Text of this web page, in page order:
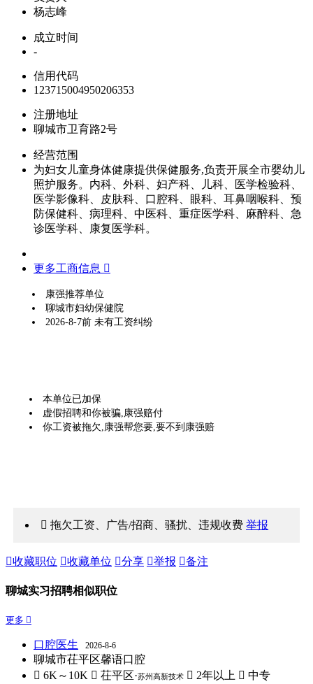
杨志峰
成立时间
-
信用代码
123715004950206353
注册地址
聊城市卫育路2号
经营范围
为妇女儿童身体健康提供保健服务,负责开展全市婴幼儿
照护服务。内科、外科、妇产科、儿科、医学检验科、
医学影像科、皮肤科、口腔科、眼科、耳鼻咽喉科、预
防保健科、病理科、中医科、重症医学科、麻醉科、急
诊医学科、康复医学科。
更多工商信息 
康强推荐单位
聊城市妇幼保健院
2026-8-7前 未有工资纠纷
本单位已加保
虚假招聘和你被骗,康强赔付
你工资被拖欠,康强帮您要,要不到康强赔
 拖欠工资、广告/招商、骚扰、违规收费举报
收藏职位 收藏单位 分享 举报 备注
聊城实习招聘相似职位
更多 
口腔医生 2026-8-6
聊城市茌平区馨语口腔
 6K～10K  茌平区·苏州高新技术  2年以上  中专